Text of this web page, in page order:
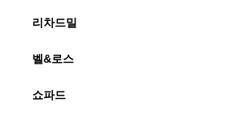
리차드밀
벨&로스
쇼파드